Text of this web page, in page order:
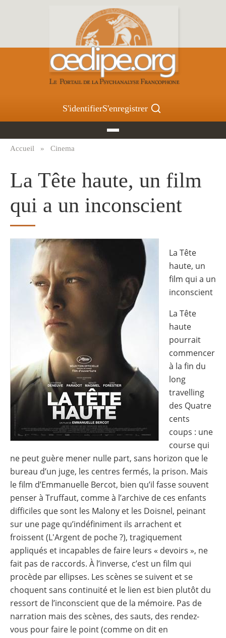
S'identifierS'enregistrer
d'Ariane
Accueil Cinema
La Tête haute, un film
qui a un inconscient
La Tête
haute, un
film qui a un
inconscient
La Tête
haute
pourrait
commencer
à la fin du
long
travelling
des Quatre
cents
coups : une
course qui
ne peut guère mener nulle part, sans horizon que le
bureau d’un juge, les centres fermés, la prison. Mais
le film d’Emmanuelle Bercot, bien qu’il fasse souvent
penser à Truffaut, comme à l’archive de ces enfants
difficiles que sont les Malony et les Doisnel, peinant
sur une page qu’indéfiniment ils arrachent et
froissent (L'Argent de poche ?), tragiquement
appliqués et incapables de faire leurs « devoirs », ne
fait pas de raccords. À l’inverse, c’est un film qui
procède par ellipses. Les scènes se suivent et se
choquent sans continuité et le lien est bien plutôt du
ressort de l’inconscient que de la mémoire. Pas de
narration mais des scènes, des sauts, des rendez-
vous pour faire le point (comme on dit en